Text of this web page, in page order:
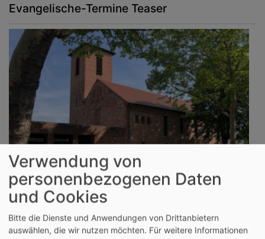
Evangelische-Termine Teaser
So, 9.8. 10:15 Uhr
Aschaffenburg Evang.-Luth. St. Pauluskirche
Verwendung von
personenbezogenen Daten
und Cookies
Bitte die Dienste und Anwendungen von Drittanbietern
auswählen, die wir nutzen möchten. Für weitere Informationen